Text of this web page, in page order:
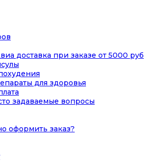
доставка при заказе от 5000 руб
для здоровья
задаваемые вопросы
оформить заказ?